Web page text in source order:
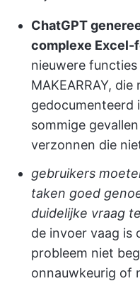
ChatGPT
complexe Excel-
nieuwere functies
MAKEARRAY,
gedocumenteerd
sommige
verzonnen die
gebruikers
taken goed
duidelijke vraag
de invoer vaag is
probleem niet
onnauwkeurig of